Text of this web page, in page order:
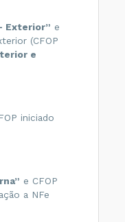
Exterior” e
(CFOP
e
iniciado
e CFOP
a NFe